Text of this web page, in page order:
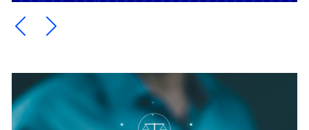
Ein Element zurück blättern
Ein Element weiter blättern